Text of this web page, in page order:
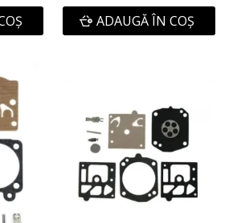
ADAUGĂ ÎN COŞ